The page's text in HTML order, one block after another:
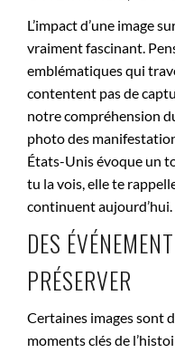
L’impact d’une image
vraiment fascinant.
emblématiques qui
contentent pas de
notre compréhension
photo des
États-Unis évoque un
tu la vois, elle te
continuent aujourd’hui.
DES
PRÉSERVER
Certaines images sont
moments clés de